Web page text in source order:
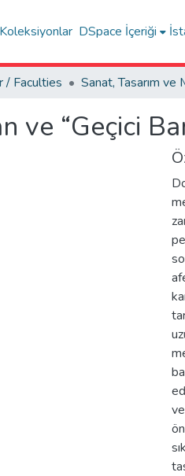
Koleksiyonlar DSpace İçeriği
/ Faculties
ve “Geçici